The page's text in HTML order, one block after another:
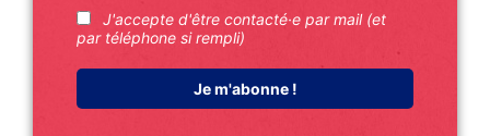
J'accepte d'être contacté·e par mail (et
par téléphone si rempli)